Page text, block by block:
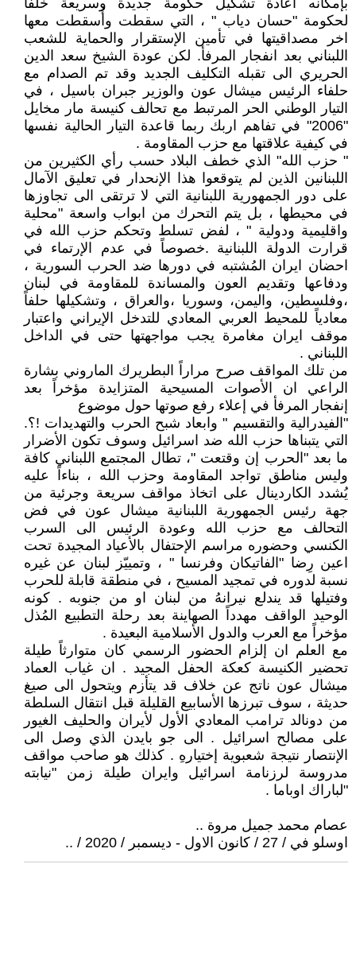
بإمكانه اعادة تشكيل حكومة جديدة وسريعة خلفاً
لحكومة "حسان دياب " ، التي سقطت وأُسقطت معها
اخر مصداقيتها في تأمين الإستقرار والحماية للشعب
اللبناني بعد انفجار المرفأ. لكن عودة الشيخ سعد الدين
الحريري الى تقبله التكليف الجديد وقد تم الصدام مع
حلفاء الرئيس ميشال عون والوزير جبران باسيل ، في
التيار الوطني الحر المرتبط مع تحالف كنيسة مار مخايل
"2006" في تفاهم اربك ربما قاعدة التيار الحالية نفسها
في كيفية علاقتها مع حزب المقاومة .
" حزب الله" الذي خطف البلاد حسب رأي الكثيرين من
اللبنانين الذين لم يتوقعوا هذا الإنحدار في تعليق الآمال
على دور الجمهورية اللبنانية التي لا ترتقى الى تجاوزها
في محيطها ، بل يتم التحرك من ابواب واسعة "محلية
واقليمية ودولية " ، لفض تسلط وتحكم حزب الله في
قرارت الدولة اللبنانية .خصوصاً في عدم الإرتماء في
احضان ايران المُشتبه في دورها ضد الحرب السورية ،
ودفاعها وتقديم العون والمساندة للمقاومة في لبنان
،وفلسطين، واليمن، وسوريا ،والعراق ، وتشكيلها حلفاً
معادياً للمحيط العربي المعادي للتدخل الإيراني واعتبار
موقف ايران مغامرة يجب مواجهتها حتى في الداخل
اللبناني .
من تلك المواقف صرح مراراً البطريرك الماروني بشارة
الراعي ان الأصوات المسيحية المتزايدة مؤخراً بعد
إنفجار المرفأ في إعلاء رفع صوتها حول موضوع
"الفيدرالية والتقسيم " وابعاد شبح الحرب والتهديدات !؟.
التي يتبناها حزب الله ضد اسرائيل وسوف تكون الأضرار
ما بعد "الحرب إن وقتعت "، تطال المجتمع اللبناني كافة
وليس مناطق تواجد المقاومة وحزب الله ، بناءاً عليه
يُشدد الكاردينال على اتخاذ مواقف سريعة وجرئية من
جهة رئيس الجمهورية اللبنانية ميشال عون في فض
التحالف مع حزب الله وعودة الرئيس الى السرب
الكنسي وحضوره مراسم الإحتفال بالأعياد المجيدة تحت
اعين رِضا "الفاتيكان وفرنسا " ، وتمييّز لبنان عن غيره
نسبة لدوره في تمجيد المسيح ، في منطقة قابلة للحرب
وفتيلها قد يندلع نيرانهُ من لبنان او من جنوبه . كونه
الوحيد الواقف مهدداً الصهاينة بعد رحلة التطبيع المُذل
مؤخراً مع العرب والدول الأسلامية البعيدة .
مع العلم ان إلزام الحضور الرسمي كان متوارثاً طيلة
تحضير الكنيسة كعكة الحفل المجيد . ان غياب العماد
ميشال عون ناتج عن خلاف قد يتأزم ويتحول الى صيغ
حديثة ، سوف تبرزها الأسابيع القليلة قبل انتقال السلطة
من دونالد ترامب المعادي الأول لأيران والحليف الغيور
على مصالح اسرائيل . الى جو بايدن الذي وصل الى
الإنتصار نتيجة شعبوية إختيارهِ . كذلك هو صاحب مواقف
مدروسة لرزنامة اسرائيل وايران طيلة زمن "نيابته
"لباراك اوباما .
عصام محمد جميل مروة ..
اوسلو في / 27 / كانون الاول - ديسمبر / 2020 / ..